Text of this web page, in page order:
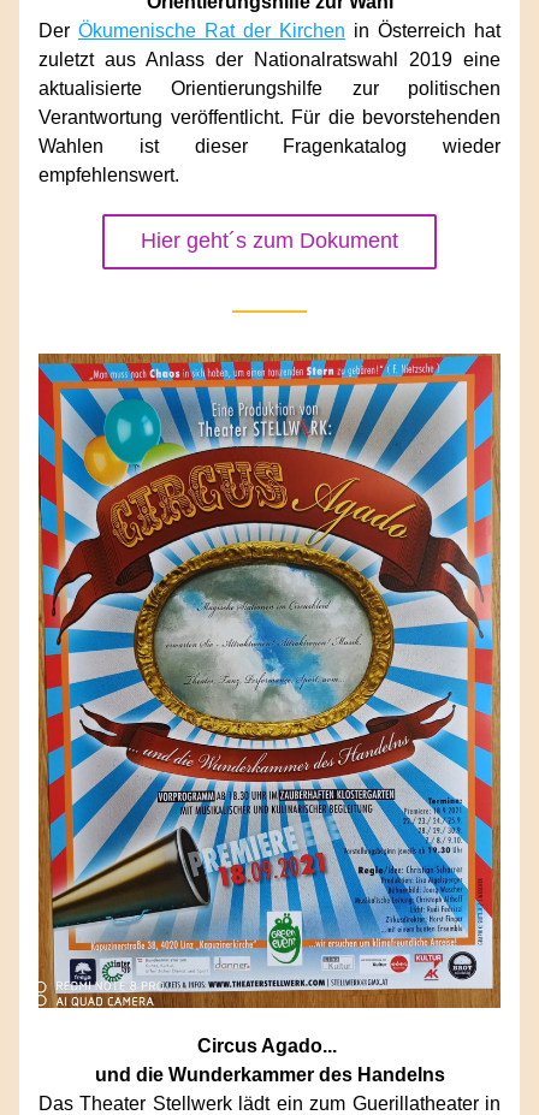
Der Ökumenische Rat der Kirchen in Österreich hat
zuletzt aus Anlass der Nationalratswahl 2019 eine
aktualisierte Orientierungshilfe zur politischen
Verantwortung veröffentlicht. Für die bevorstehenden
Wahlen ist dieser Fragenkatalog wieder
empfehlenswert.
Hier geht´s zum Dokument
Circus Agado...
und die Wunderkammer des Handelns
Das Theater Stellwerk lädt ein zum Guerillatheater in